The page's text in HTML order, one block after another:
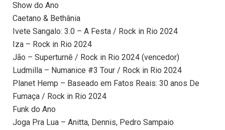
Show do Ano
Caetano & Bethânia
Ivete Sangalo: 3.0 – A Festa / Rock in Rio 2024
Iza – Rock in Rio 2024
Jão – Superturnê / Rock in Rio 2024 (vencedor)
Ludmilla – Numanice #3 Tour / Rock in Rio 2024
Planet Hemp – Baseado em Fatos Reais: 30 anos De
Fumaça / Rock in Rio 2024
Funk do Ano
Joga Pra Lua – Anitta, Dennis, Pedro Sampaio